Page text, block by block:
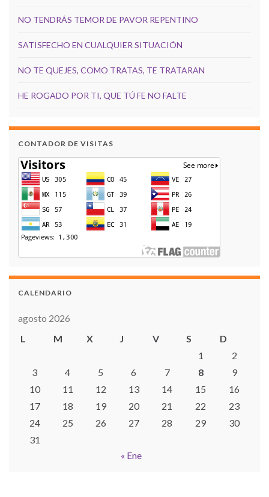
NO TENDRÁS TEMOR DE PAVOR REPENTINO
SATISFECHO EN CUALQUIER SITUACIÓN
NO TE QUEJES, COMO TRATAS, TE TRATARAN
HE ROGADO POR TI, QUE TÚ FE NO FALTE
CONTADOR DE VISITAS
CALENDARIO
agosto 2026
L
M X J V S
D
1
2
3
4 5 6 7 8
9
10
11 12 13 14 15
16
17
18 19 20 21 22
23
24
25 26 27 28 29
30
31
« Ene